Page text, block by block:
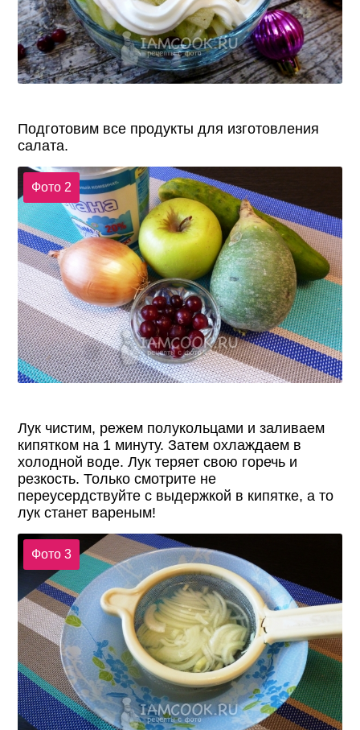
Подготовим все продукты для изготовления
салата.
Фото 2
Лук чистим, режем полукольцами и заливаем
кипятком на 1 минуту. Затем охлаждаем в
холодной воде. Лук теряет свою горечь и
резкость. Только смотрите не
переусердствуйте с выдержкой в кипятке, а то
лук станет вареным!
Фото 3